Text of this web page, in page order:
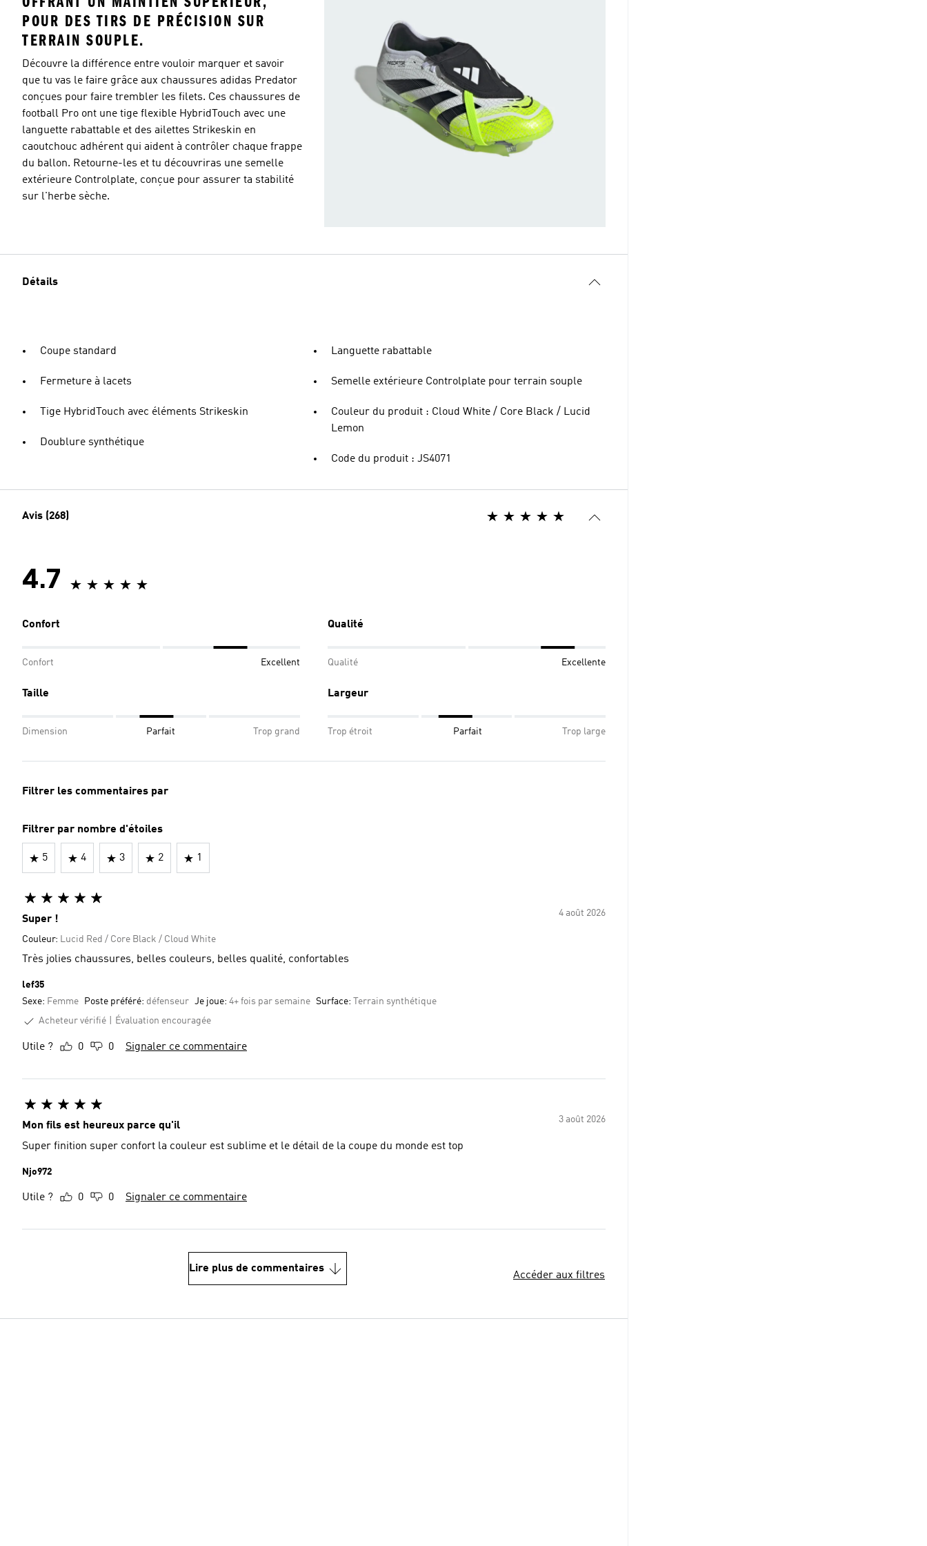
POUR DES TIRS DE PRÉCISION SUR
TERRAIN SOUPLE.
Découvre la différence entre vouloir marquer et savoir
que tu vas le faire grâce aux chaussures adidas Predator
conçues pour faire trembler les filets. Ces chaussures de
football Pro ont une tige flexible HybridTouch avec une
languette rabattable et des ailettes Strikeskin en
caoutchouc adhérent qui aident à contrôler chaque frappe
du ballon. Retourne-les et tu découvriras une semelle
extérieure Controlplate, conçue pour assurer ta stabilité
sur l'herbe sèche.
Détails
Coupe standard
Fermeture à lacets
Tige HybridTouch avec éléments Strikeskin
Doublure synthétique
Languette rabattable
Semelle extérieure Controlplate pour terrain souple
Couleur du produit : Cloud White / Core Black / Lucid
Lemon
Code du produit : JS4071
Avis (268)
4.7
Confort
Confort Excellent
Qualité
Qualité Excellente
Taille
Dimension Parfait Trop grand
Largeur
Trop étroit Parfait Trop large
Filtrer les commentaires par
Filtrer par nombre d'étoiles
5 4 3 2 1
4 août 2026
Super !
Couleur: Lucid Red / Core Black / Cloud White
Très jolies chaussures, belles couleurs, belles qualité, confortables
lef35
Sexe: Femme Poste préféré: défenseur Je joue: 4+ fois par semaine Surface:
Terrain synthétique
Acheteur vérifié
Évaluation encouragée
Utile ? 0 0 Signaler ce commentaire
3 août 2026
Mon fils est heureux parce qu'il
Super finition super confort la couleur est sublime et le détail de la coupe du monde est top
Njo972
Utile ? 0 0 Signaler ce commentaire
Lire plus de commentaires
Accéder aux filtres